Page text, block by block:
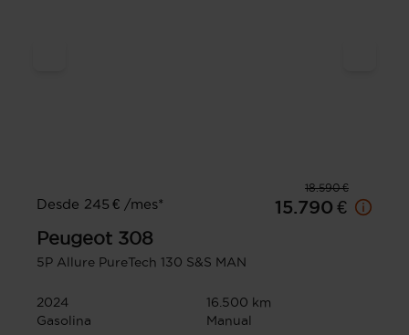
18.590 €
Desde 245 € /mes*
15.790 €
Peugeot 308
5P Allure PureTech 130 S&S MAN
2024
16.500 km
Gasolina
Manual